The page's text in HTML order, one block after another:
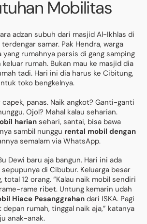
Mobilitas
adzan subuh dari masjid Al-Ikhlas di
samar. Pak Hendra, warga
yang rumahnya persis di gang samping
rumah. Bukan mau ke masjid dia
tadi. Hari ini dia harus ke Cibitung,
toko bengkelnya.
capek, panas. Naik angkot? Ganti-ganti
Ojol? Mahal kalau seharian.
hariansehari, santai, bisa bawa
sambil nunggu rental mobil dengan
semalam via WhatsApp.
Dewi baru aja bangun. Hari ini ada
di Cibubur. Keluarga besar
total 12 orang. “Kalau naik mobil sendiri
rame ribet. Untung kemarin udah
Hiace Pesanggrahan dari ISKA. Pagi
rumah, tinggal naik aja,” katanya
anak-anak.